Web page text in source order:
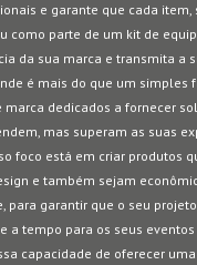
e garante que cada item,
como parte de um kit de
da sua marca e transmita a
é mais do que um simples
marca dedicados a fornecer
mas superam as suas
foco está em criar produtos
e também sejam
para garantir que o seu
a tempo para os seus eventos
capacidade de oferecer